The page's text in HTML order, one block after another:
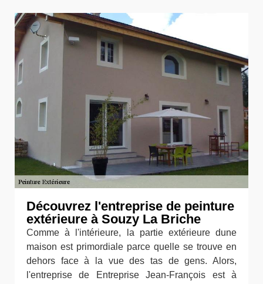
Découvrez l'entreprise de peinture
extérieure à Souzy La Briche
Comme à l'intérieure, la partie extérieure dune
maison est primordiale parce quelle se trouve en
dehors face à la vue des tas de gens. Alors,
l'entreprise de Entreprise Jean-François est à